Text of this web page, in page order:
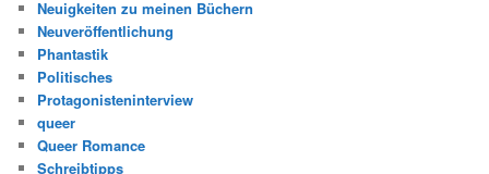
Neuigkeiten zu meinen Büchern
Neuveröffentlichung
Phantastik
Politisches
Protagonisteninterview
queer
Queer Romance
Schreibtipps